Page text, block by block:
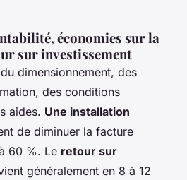
économies sur la
sur investissement
dimensionnement, des
des conditions
aides. Une installation
de diminuer la facture
60 %. Le retour sur
généralement en 8 à 12